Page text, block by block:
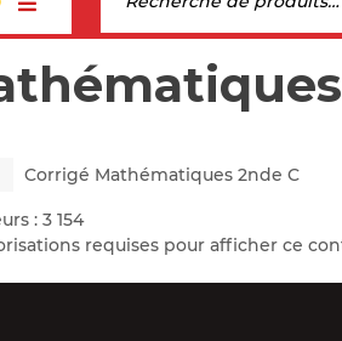
Corrigé Mathématiques 2nde C
: 3 154
requises pour afficher ce